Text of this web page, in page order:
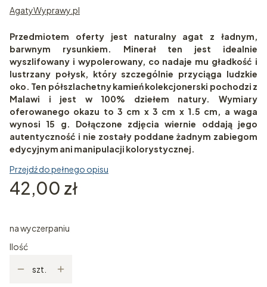
AgatyWyprawy.pl
Przedmiotem oferty jest naturalny agat z ładnym,
barwnym rysunkiem. Minerał ten jest idealnie
wyszlifowany i wypolerowany, co nadaje mu gładkość i
lustrzany połysk, który szczególnie przyciąga ludzkie
oko. Ten półszlachetny kamień kolekcjonerski pochodzi z
Malawi i jest w 100% dziełem natury. Wymiary
oferowanego okazu to 3 cm x 3 cm x 1.5 cm, a waga
wynosi 15 g. Dołączone zdjęcia wiernie oddają jego
autentyczność i nie zostały poddane żadnym zabiegom
edycyjnym ani manipulacji kolorystycznej.
Przejdź do pełnego opisu
Cena
42,00 zł
na wyczerpaniu
Ilość
szt.